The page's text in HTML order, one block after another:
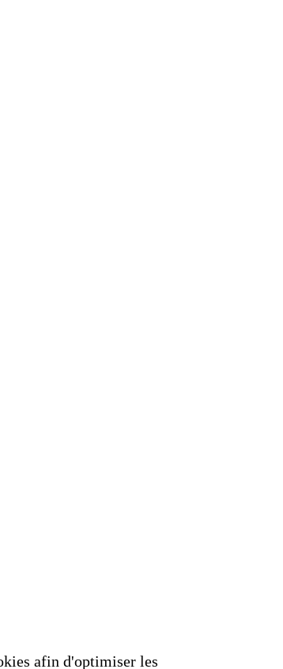
afin d'optimiser les